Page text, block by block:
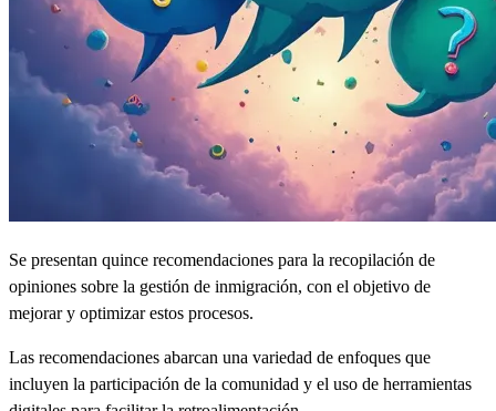
Se presentan quince recomendaciones para la recopilación de
opiniones sobre la gestión de inmigración, con el objetivo de
mejorar y optimizar estos procesos.
Las recomendaciones abarcan una variedad de enfoques que
incluyen la participación de la comunidad y el uso de herramientas